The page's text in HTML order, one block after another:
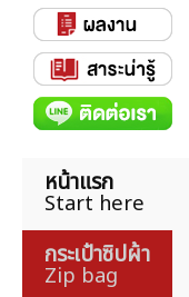
หน้าแรก
Start here
กระเป๋าซิปผ้า
Zip bag